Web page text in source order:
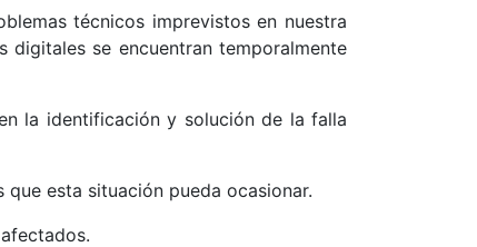
técnicos imprevistos en nuestra
se encuentran temporalmente
la identificación y solución de la falla
esta situación pueda ocasionar.